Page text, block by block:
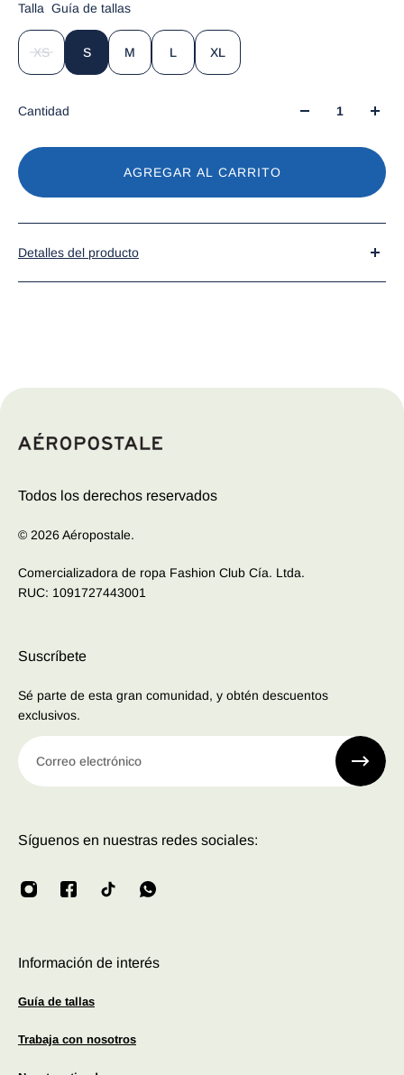
Talla Guía de tallas
XS S M L XL
Cantidad
AGREGAR AL CARRITO
Detalles del producto
equilibrio perfecto entre moda y comodidad. Desde
sutiles y elegantes, cada camiseta refleja la esencia
de Aeropostale son la opción ideal para mujeres que
buscan destacar con estilo en cualquier ocasión.
Todos los derechos reservados
© 2026 Aéropostale.
Comercializadora de ropa Fashion Club Cía. Ltda.
RUC: 1091727443001
Suscríbete
Sé parte de esta gran comunidad, y obtén descuentos
exclusivos.
Correo electrónico
Síguenos en nuestras redes sociales:
Información de interés
Guía de tallas
Trabaja con nosotros